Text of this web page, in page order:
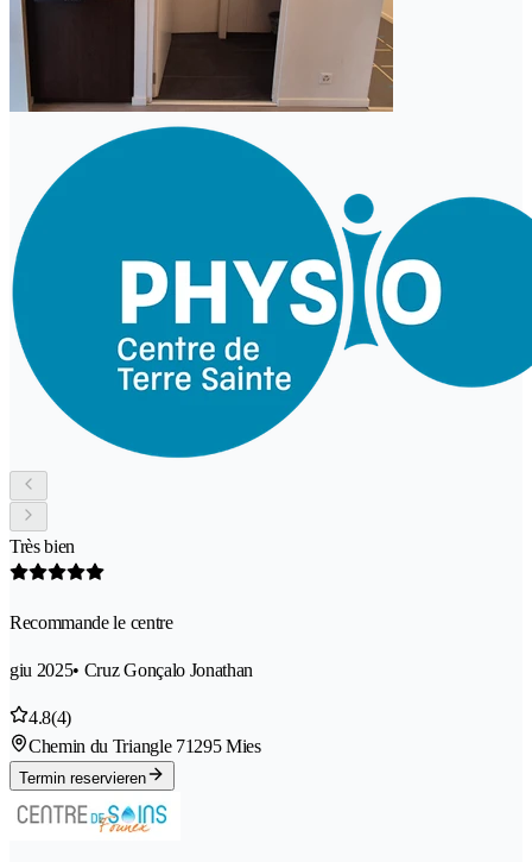
Très bien
Recommande le centre
giu 2025• Cruz Gonçalo Jonathan
4.8(4)
Chemin du Triangle 71295 Mies
Termin reservieren